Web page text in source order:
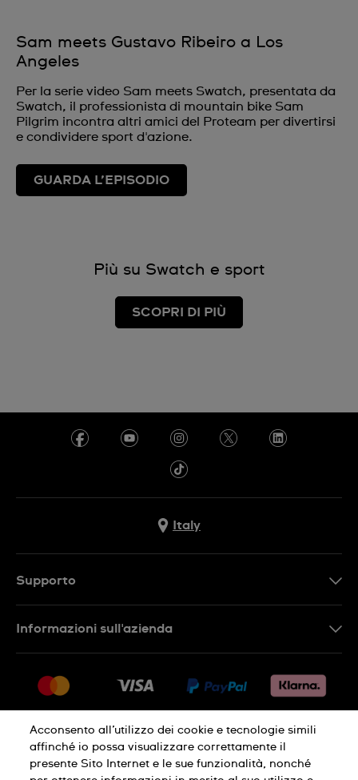
Sam meets Gustavo Ribeiro a Los
Angeles
Per la serie video Sam meets Swatch, presentata da
Swatch, il professionista di mountain bike Sam
Pilgrim incontra altri amici del Proteam per divertirsi
e condividere sport d'azione.
GUARDA L’EPISODIO
Più su Swatch e sport
SCOPRI DI PIÙ
Italy
Supporto
Restituzione
Condizioni di vendita
Diritto di recesso
Informazioni sull'azienda
Lavora con noi
Acconsento all’utilizzo dei cookie e tecnologie simili
affinché io possa visualizzare correttamente il
presente Sito Internet e le sue funzionalità, nonché